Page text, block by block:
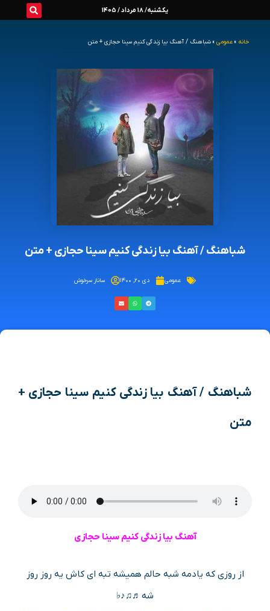
یکشنبه/ 18 مرداد / 1405
خانه » عمومی » شباهنگ / آهنگ بیا زندگی کنیم سینا حجازی + متن
شباهنگ / آهنگ بیا زندگی کنیم سینا حجازی + متن
عمومی دی ۲۰, ۱۴۰۰ ساناز سرخوش
شباهنگ / آهنگ بیا زندگی کنیم سینا حجازی +
متن
آهنگ بیا زندگی کنیم سینا حجازی
از روزی که یادمه شبه حالم همیشه تبه ای کاش یه روز روز
شه ♬♫♪♭